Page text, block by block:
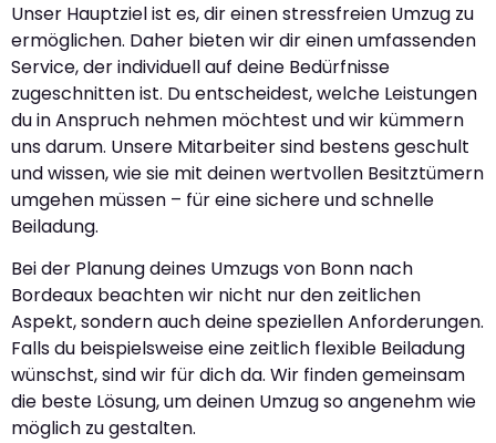
Unser Hauptziel ist es, dir einen stressfreien Umzug zu
ermöglichen. Daher bieten wir dir einen umfassenden
Service, der individuell auf deine Bedürfnisse
zugeschnitten ist. Du entscheidest, welche Leistungen
du in Anspruch nehmen möchtest und wir kümmern
uns darum. Unsere Mitarbeiter sind bestens geschult
und wissen, wie sie mit deinen wertvollen Besitztümern
umgehen müssen – für eine sichere und schnelle
Beiladung.
Bei der Planung deines Umzugs von Bonn nach
Bordeaux beachten wir nicht nur den zeitlichen
Aspekt, sondern auch deine speziellen Anforderungen.
Falls du beispielsweise eine zeitlich flexible Beiladung
wünschst, sind wir für dich da. Wir finden gemeinsam
die beste Lösung, um deinen Umzug so angenehm wie
möglich zu gestalten.